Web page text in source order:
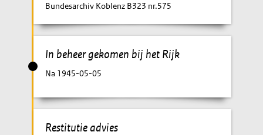
Bundesarchiv Koblenz B323 nr.575
In beheer gekomen bij het Rijk
Na 1945-05-05
Restitutie advies